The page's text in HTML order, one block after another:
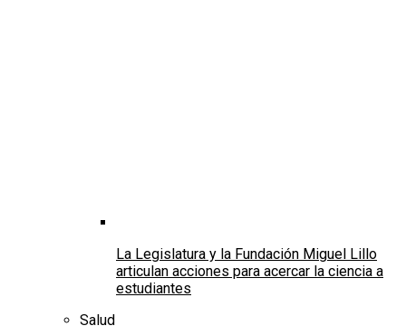
La Legislatura y la Fundación Miguel Lillo
articulan acciones para acercar la ciencia a
estudiantes
Salud